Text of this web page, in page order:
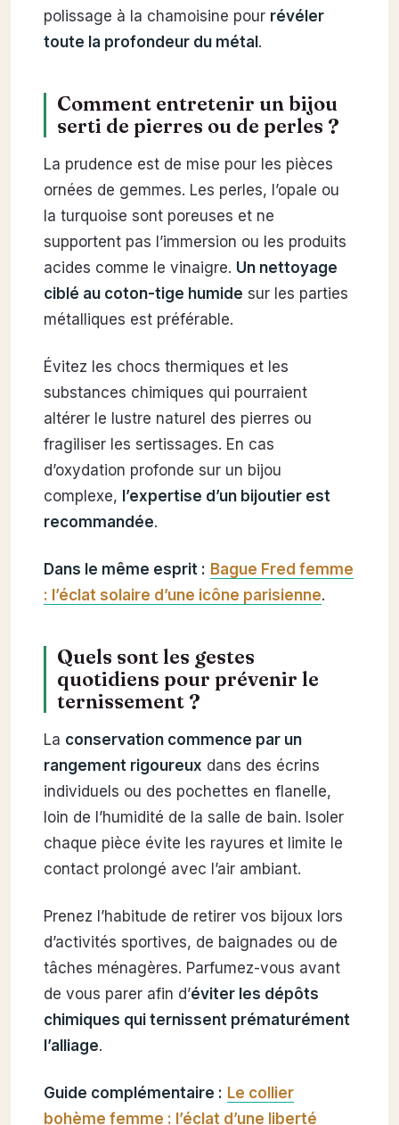
polissage à la chamoisine pour révéler
toute la profondeur du métal.
Comment entretenir un bijou
serti de pierres ou de perles ?
La prudence est de mise pour les pièces
ornées de gemmes. Les perles, l’opale ou
la turquoise sont poreuses et ne
supportent pas l’immersion ou les produits
acides comme le vinaigre. Un nettoyage
ciblé au coton-tige humide sur les parties
métalliques est préférable.
Évitez les chocs thermiques et les
substances chimiques qui pourraient
altérer le lustre naturel des pierres ou
fragiliser les sertissages. En cas
d’oxydation profonde sur un bijou
complexe, l’expertise d’un bijoutier est
recommandée.
Dans le même esprit : Bague Fred femme
: l’éclat solaire d’une icône parisienne.
Quels sont les gestes
quotidiens pour prévenir le
ternissement ?
La conservation commence par un
rangement rigoureux dans des écrins
individuels ou des pochettes en flanelle,
loin de l’humidité de la salle de bain. Isoler
chaque pièce évite les rayures et limite le
contact prolongé avec l’air ambiant.
Prenez l’habitude de retirer vos bijoux lors
d’activités sportives, de baignades ou de
tâches ménagères. Parfumez-vous avant
de vous parer afin d’éviter les dépôts
chimiques qui ternissent prématurément
l’alliage.
Guide complémentaire : Le collier
bohème femme : l’éclat d’une liberté